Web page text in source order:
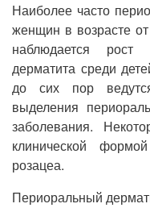
Наиболее часто
женщин в возрасте
наблюдается рост
дерматита среди
до сих пор
выделения
заболевания.
клинической
розацеа.
Периоральный